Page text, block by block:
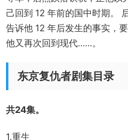
己回到 12 年前的国中时期。
告诉他 12 年后发生的事实，
他又再次回到现代......。
东京复仇者剧集目录
共24集。
1.重生